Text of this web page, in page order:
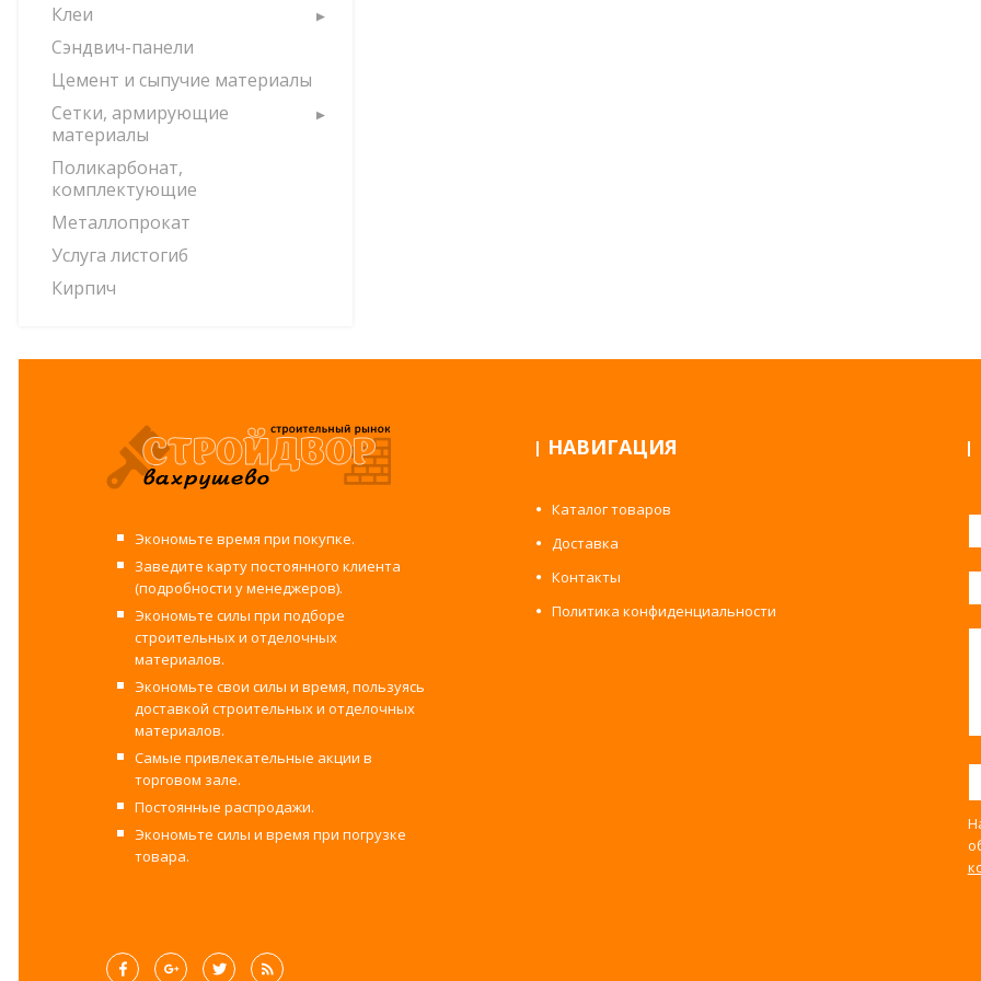
Клеи
Сэндвич-панели
Цемент и сыпучие материалы
Сетки, армирующие
материалы
Поликарбонат,
комплектующие
Металлопрокат
Услуга листогиб
Кирпич
Экономьте время при покупке.
Заведите карту постоянного клиента
(подробности у менеджеров).
Экономьте силы при подборе
строительных и отделочных
материалов.
Экономьте свои силы и время, пользуясь
доставкой строительных и отделочных
материалов.
Самые привлекательные акции в
торговом зале.
Постоянные распродажи.
Экономьте силы и время при погрузке
товара.
НАВИГАЦИЯ
Каталог товаров
Доставка
Контакты
Политика конфиденциальности